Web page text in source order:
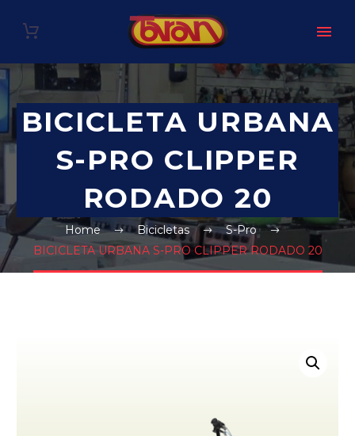
BICICLETA URBANA
S-PRO CLIPPER
RODADO 20
Home Bicicletas
S-Pro
BICICLETA URBANA S-PRO CLIPPER RODADO 20